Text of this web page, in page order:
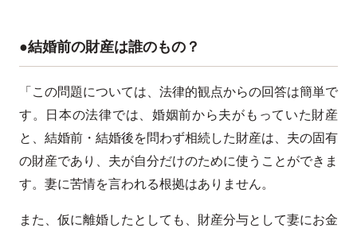
●結婚前の財産は誰のもの？
「この問題については、法律的観点からの回答は簡単で
す。日本の法律では、婚姻前から夫がもっていた財産
と、結婚前・結婚後を問わず相続した財産は、夫の固有
の財産であり、夫が自分だけのために使うことができま
す。妻に苦情を言われる根拠はありません。
また、仮に離婚したとしても、財産分与として妻にお金